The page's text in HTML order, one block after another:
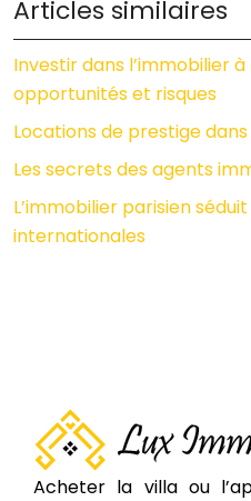
Articles similaires
Investir dans l’immobilier
opportunités et risques
Locations de prestige
Les secrets des agents
L’immobilier parisien
internationales
Acheter la villa ou